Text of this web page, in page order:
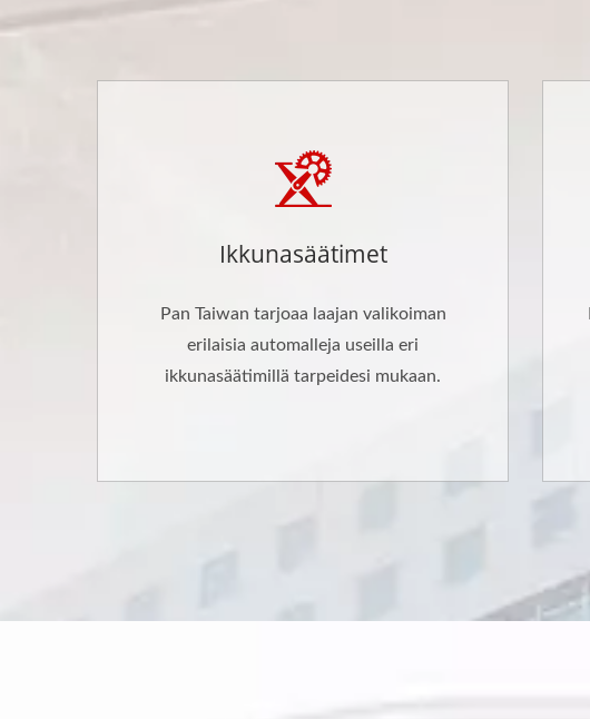
Ikkunasäätimet
Pan Taiwan tarjoaa laajan valikoiman
erilaisia automalleja useilla eri
ikkunasäätimillä tarpeidesi mukaan.